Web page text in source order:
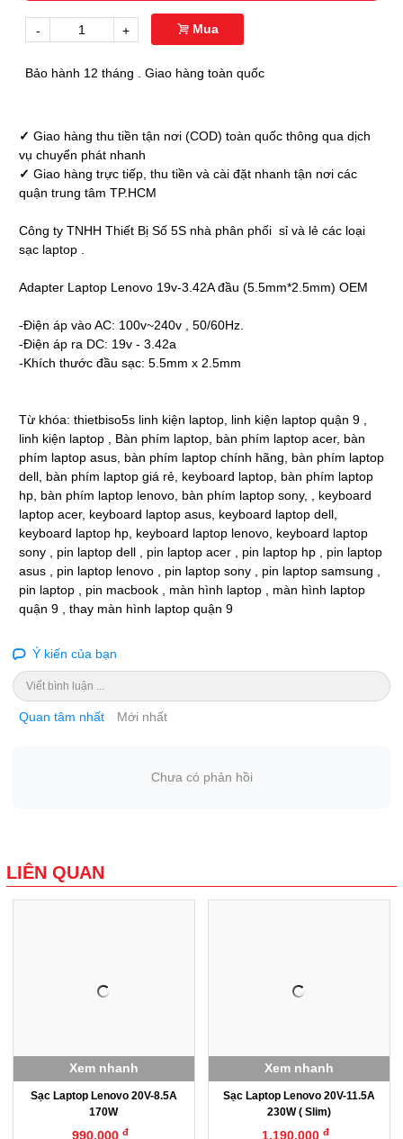
- + Mua
Bảo hành 12 tháng . Giao hàng toàn quốc
✓ Giao hàng thu tiền tận nơi (COD) toàn quốc thông qua dịch
vụ chuyển phát nhanh
✓ Giao hàng trực tiếp, thu tiền và cài đặt nhanh tận nơi các
quận trung tâm TP.HCM
Công ty TNHH Thiết Bị Số 5S nhà phân phối sỉ và lẻ các loại
sạc laptop .
Adapter Laptop Lenovo 19v-3.42A đầu (5.5mm*2.5mm) OEM
-Điện áp vào AC: 100v~240v , 50/60Hz.
-Điện áp ra DC: 19v - 3.42a
-Khích thước đầu sạc: 5.5mm x 2.5mm
Từ khóa: thietbiso5s linh kiện laptop, linh kiện laptop quận 9 ,
linh kiện laptop , Bàn phím laptop, bàn phím laptop acer, bàn
phím laptop asus, bàn phím laptop chính hãng, bàn phím laptop
dell, bàn phím laptop giá rẻ, keyboard laptop, bàn phím laptop
hp, bàn phím laptop lenovo, bàn phím laptop sony, , keyboard
laptop acer, keyboard laptop asus, keyboard laptop dell,
keyboard laptop hp, keyboard laptop lenovo, keyboard laptop
sony , pin laptop dell , pin laptop acer , pin laptop hp , pin laptop
asus , pin laptop lenovo , pin laptop sony , pin laptop samsung ,
pin laptop , pin macbook , màn hình laptop , màn hình laptop
quận 9 , thay màn hình laptop quận 9
Ý kiến của bạn
Viết bình luận ...
Quan tâm nhất Mới nhất
Chưa có phản hồi
LIÊN QUAN
Sạc Laptop Lenovo 20V-8.5A
170W
990.000đ
Xem nhanh
Sạc Laptop Lenovo 20V-11.5A
230W ( Slim)
1.190.000đ
Xem nhanh